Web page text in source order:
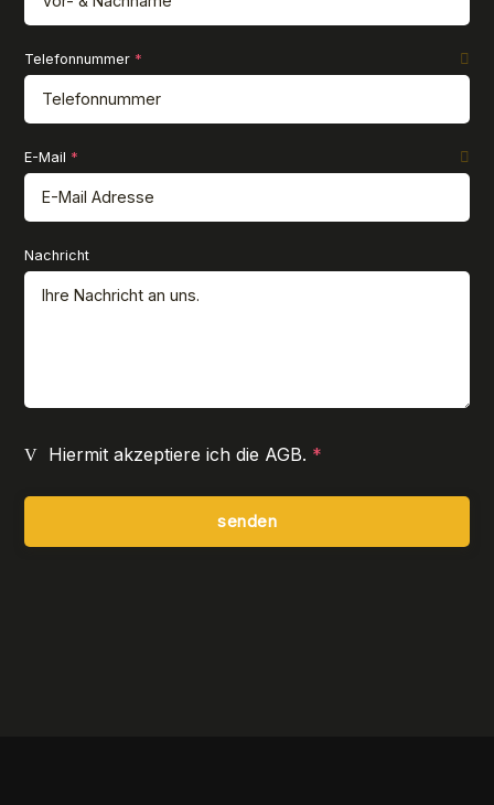
Telefonnummer*
E-Mail *
Nachricht
Hiermit akzeptiere ich die AGB. *
senden